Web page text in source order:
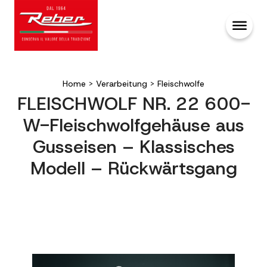
Home > Verarbeitung > Fleischwolfe
FLEISCHWOLF NR. 22 600-
W-Fleischwolfgehäuse aus
Gusseisen – Klassisches
Modell – Rückwärtsgang